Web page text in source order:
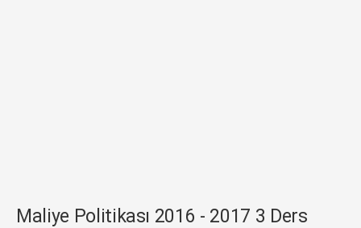
Maliye Politikası 2016 - 2017 3 Ders